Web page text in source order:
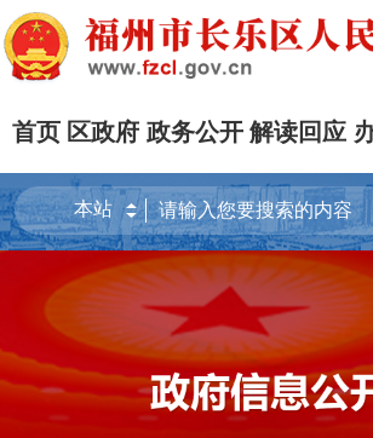
首页 区政府 政务公开 解读回应